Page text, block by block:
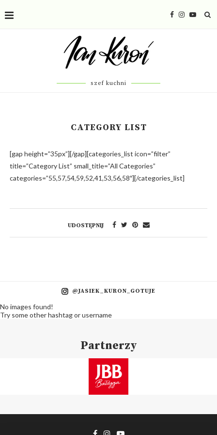
szef kuchni
CATEGORY LIST
[gap height=”35px”][/gap][categories_list icon=”filter”
title=”Category List” small_title=”All Categories”
categories=”55,57,54,59,52,41,53,56,58″][/categories_list]
UDOSTĘPNIJ
@JASIEK_KURON_GOTUJE
No images found!
Try some other hashtag or username
Partnerzy